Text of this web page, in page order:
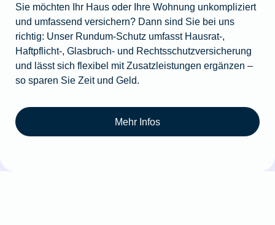
Sie möchten Ihr Haus oder Ihre Wohnung unkompliziert
und umfassend versichern? Dann sind Sie bei uns
richtig: Unser Rundum-Schutz umfasst Hausrat-,
Haftpflicht-, Glasbruch- und Rechtsschutzversicherung
und lässt sich flexibel mit Zusatzleistungen ergänzen –
so sparen Sie Zeit und Geld.
Mehr Infos